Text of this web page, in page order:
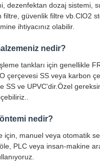
dezenfektan dozaj sistemi,
filtre, güvenlik filtre vb.ClO2
ihtiyacınız olabilir.
nedir?
tankları için genellikle
çerçevesi SS veya karbon
SS ve UPVC'dir.Özel
nedir?
için, manuel veya otomatik
PLC veya insan-makine